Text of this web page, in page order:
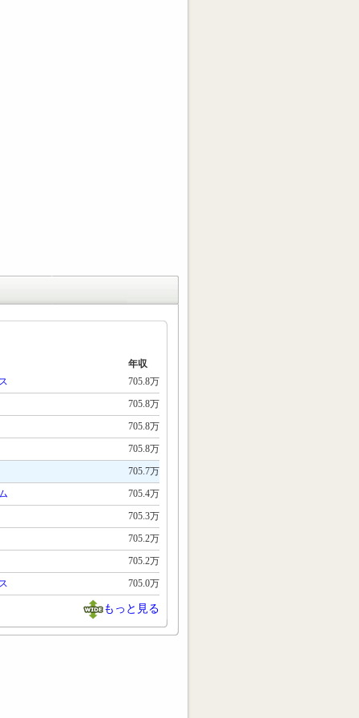
年収
705.8万
705.8万
705.8万
705.8万
705.7万
705.4万
705.3万
705.2万
705.2万
705.0万
もっと見る